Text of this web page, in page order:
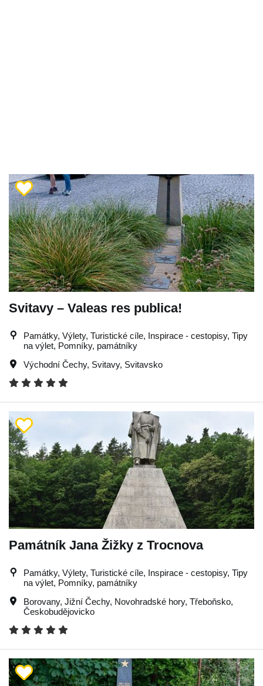
Svitavy – Valeas res publica!
Památky, Výlety, Turistické cíle, Inspirace - cestopisy, Tipy
na výlet, Pomníky, památníky
Východní Čechy, Svitavy, Svitavsko
Památník Jana Žižky z Trocnova
Památky, Výlety, Turistické cíle, Inspirace - cestopisy, Tipy
na výlet, Pomníky, památníky
Borovany, Jižní Čechy, Novohradské hory, Třeboňsko,
Českobudějovicko